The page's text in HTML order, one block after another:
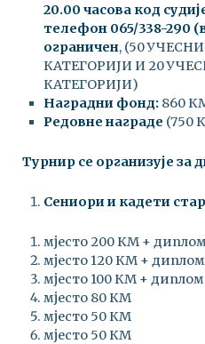
20.00 часова код
телефон 065/338-290
ограничен, (50
КАТЕГОРИЈИ И 20
КАТЕГОРИЈИ)
Наградни фонд: 860
Редовне награде (750
Турнир се организује за
Сениори и кадети
мјесто 200 КМ +
мјесто 120 КМ +
мјесто 100 КМ +
мјесто 80 КМ
мјесто 50 КМ
мјесто 50 КМ